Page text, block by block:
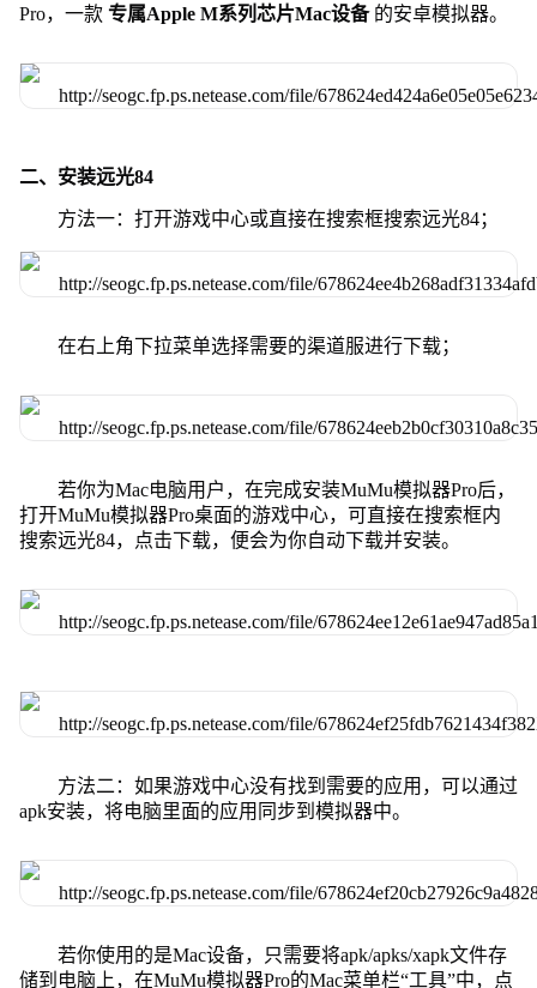
Pro，一款 专属Apple M系列芯片Mac设备 的安卓模拟器。
二、安装远光84
方法一：打开游戏中心或直接在搜索框搜索远光84；
在右上角下拉菜单选择需要的渠道服进行下载；
若你为Mac电脑用户，在完成安装MuMu模拟器Pro后，
打开MuMu模拟器Pro桌面的游戏中心，可直接在搜索框内
搜索远光84，点击下载，便会为你自动下载并安装。
方法二：如果游戏中心没有找到需要的应用，可以通过
apk安装，将电脑里面的应用同步到模拟器中。
若你使用的是Mac设备，只需要将apk/apks/xapk文件存
储到电脑上，在MuMu模拟器Pro的Mac菜单栏“工具”中，点